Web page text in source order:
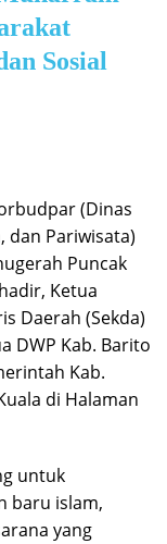
Sosial
(Dinas
dan Pariwisata)
Puncak
Ketua
Daerah (Sekda)
DWP Kab. Barito
Kab.
di Halaman
untuk
baru islam,
yang